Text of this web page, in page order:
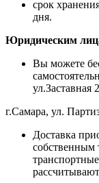
срок
дня.
Юридическим
Вы можете
ул.Заставная
г.Самара, ул.
Доставка